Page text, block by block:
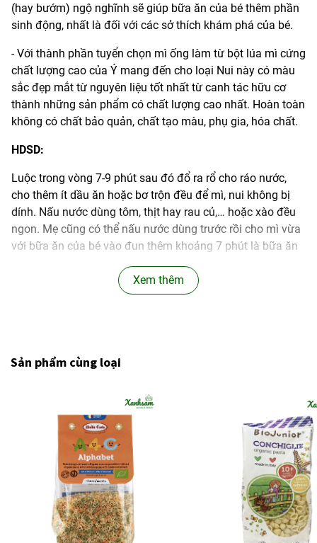
(hay bướm) ngộ nghĩnh sẽ giúp bữa ăn của bé thêm phần
sinh động, nhất là đối với các sở thích khám phá của bé.
- Với thành phần tuyển chọn mì ống làm từ bột lúa mì cứng
chất lượng cao của Ý mang đến cho loại Nui này có màu
sắc đẹp mắt từ nguyên liệu tốt nhất từ ​​canh tác hữu cơ
thành những sản phẩm có chất lượng cao nhất. Hoàn toàn
không có chất bảo quản, chất tạo màu, phụ gia, hóa chất.
HDSD:
Luộc trong vòng 7-9 phút sau đó đổ ra rổ cho ráo nước,
cho thêm ít dầu ăn hoặc bơ trộn đều để mì, nui không bị
dính. Nấu nước dùng tôm, thịt hay rau củ,… hoặc xào đều
ngon. Mẹ cũng có thể nấu nước dùng trước rồi cho mì vừa
với bữa ăn của bé vào đun thêm khoảng 7 phút là bữa ăn
Chứng nhận hữu cơ Châu Âu
Xem thêm
Sản phẩm cùng loại